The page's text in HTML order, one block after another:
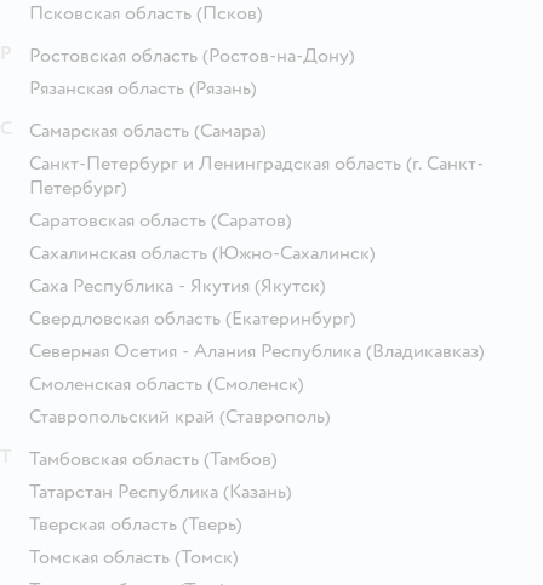
Псковская область (Псков)
Ростовская область (Ростов-на-Дону)
Рязанская область (Рязань)
Самарская область (Самара)
Санкт-Петербург и Ленинградская область (г. Санкт-
Петербург)
Саратовская область (Саратов)
Сахалинская область (Южно-Сахалинск)
Саха Республика - Якутия (Якутск)
Свердловская область (Екатеринбург)
Северная Осетия - Алания Республика (Владикавказ)
Смоленская область (Смоленск)
Ставропольский край (Ставрополь)
Тамбовская область (Тамбов)
Татарстан Республика (Казань)
Тверская область (Тверь)
Томская область (Томск)